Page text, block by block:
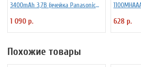
3400mAh 3,7В (ячейка Panasonic
1 090 р. 628 р.
Похожие товары